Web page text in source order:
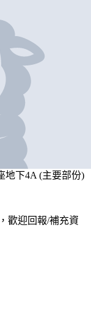
地下4A (主要部份)
歡迎回報/補充資